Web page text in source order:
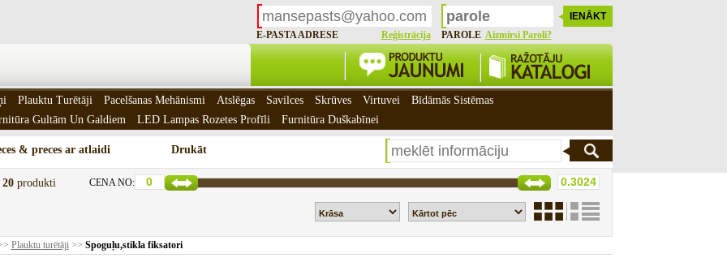
E-PASTA ADRESE Reģistrācija PAROLE Aizmirsi Paroli?
& preces ar atlaidi Drukāt
20produkti CENA NO:
Plauktu turētāji>> Spoguļu,stikla fiksatori
Plauktu Turētāji Pacelšanas Mehānismi Atslēgas Savilces Skrūves Virtuvei
Bīdāmās Sistēmas
Gultām Un Galdiem LED Lampas Rozetes Profīli Furnitūra Duškabīnei